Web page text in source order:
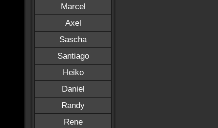
Marcel
Axel
Sascha
Santiago
Heiko
Daniel
Randy
Rene